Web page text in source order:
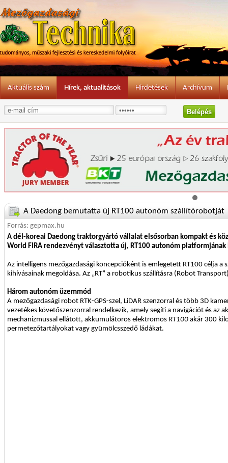
Aktuális szám Hírek, aktualitások Hirdetések Archívum
A Daedong bemutatta új RT100 autonóm szállítórobotját
Forrás: gepmax.hu
A dél-koreai Daedong traktorgyártó vállalat elsősorban kompakt és
World FIRA rendezvényt választotta új, RT100 autonóm platformjának
Az intelligens mezőgazdasági koncepcióként is emlegetett RT100 célja
kihívásainak megoldása. Az „RT” a robotikus szállításra (Robot
Három autonóm üzemmód
A mezőgazdasági robot RTK-GPS-szel, LiDAR szenzorral és több 3D
vezetékes követőszenzorral rendelkezik, amely segíti a navigációt és az
mechanizmussal ellátott, akkumulátoros elektromos RT100akár 300
permetezőtartályokat vagy gyümölcsszedő ládákat.